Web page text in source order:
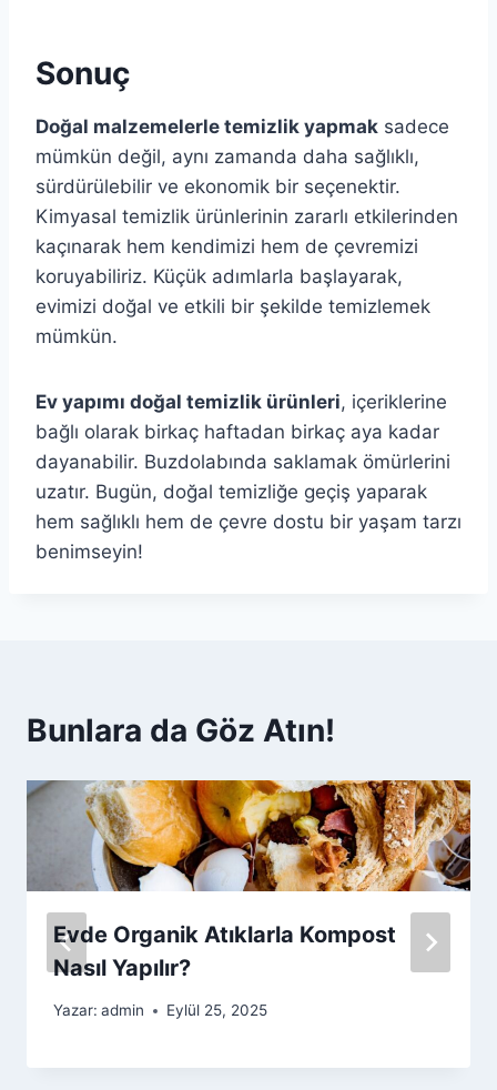
Sonuç
Doğal malzemelerle temizlik yapmak sadece
mümkün değil, aynı zamanda daha sağlıklı,
sürdürülebilir ve ekonomik bir seçenektir.
Kimyasal temizlik ürünlerinin zararlı etkilerinden
kaçınarak hem kendimizi hem de çevremizi
koruyabiliriz. Küçük adımlarla başlayarak,
evimizi doğal ve etkili bir şekilde temizlemek
mümkün.
Ev yapımı doğal temizlik ürünleri, içeriklerine
bağlı olarak birkaç haftadan birkaç aya kadar
dayanabilir. Buzdolabında saklamak ömürlerini
uzatır. Bugün, doğal temizliğe geçiş yaparak
hem sağlıklı hem de çevre dostu bir yaşam tarzı
benimseyin!
Bunlara da Göz Atın!
Evde Organik Atıklarla Kompost
Nasıl Yapılır?
Yazar: admin Eylül 25, 2025